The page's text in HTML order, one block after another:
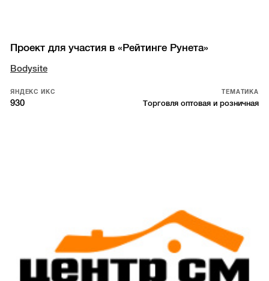
Проект для участия в «Рейтинге Рунета»
Bodysite
ЯНДЕКС ИКС
930
ТЕМАТИКА
Торговля оптовая и розничная